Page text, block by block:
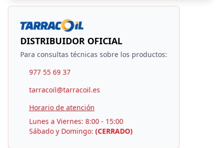
DISTRIBUIDOR OFICIAL
Para consultas técnicas sobre los productos:
977 55 69 37
tarracoil@tarracoil.es
Horario de atención
Lunes a Viernes: 8:00 - 15:00
Sábado y Domingo: (CERRADO)